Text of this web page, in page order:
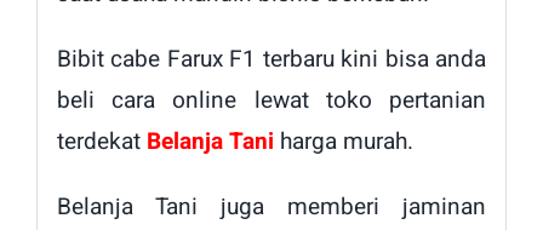
Bibit cabe Farux F1 terbaru kini bisa anda
beli cara online lewat toko pertanian
terdekat Belanja Tani harga murah.
Belanja Tani juga memberi jaminan